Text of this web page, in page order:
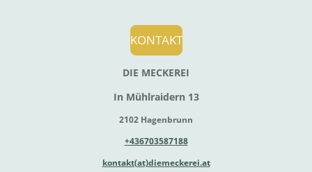
KONTAKT
DIE MECKEREI
In Mühlraidern 13
2102 Hagenbrunn
+436703587188
kontakt(at)diemeckerei.at